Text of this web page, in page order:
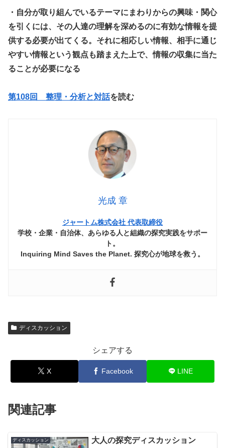
・自分が取り組んでいるテーマにまわりからの興味・関心
を引くには、その人達の理解を深めるのに有効な情報を提
供する必要が出てくる。それに相応しい情報、相手に通じ
やすい情報という観点も踏まえた上で、情報の収集に当た
ることが必要になる
第108回 整理・分析と対話を読む
光成 章
ジャートム株式会社 代表取締役
学校・企業・自治体、あらゆる人と組織の探究実践をサポー
ト。
Inquiring Mind Saves the Planet. 探究心が地球を救う。
ディスカッション
シェアする
X Facebook LINE
関連記事
ディスカッション 大人の探究ディスカッション